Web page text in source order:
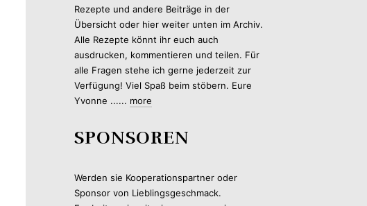
Rezepte und andere Beiträge in der
Übersicht oder hier weiter unten im Archiv.
Alle Rezepte könnt ihr euch auch
ausdrucken, kommentieren und teilen. Für
alle Fragen stehe ich gerne jederzeit zur
Verfügung! Viel Spaß beim stöbern. Eure
Yvonne ...... more
SPONSOREN
Werden sie Kooperationspartner oder
Sponsor von Lieblingsgeschmack.